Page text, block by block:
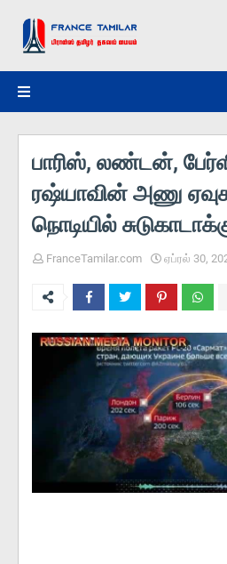
பாரிஸ், லண்டன்,
ரஷ்யாவின் அணு
நொடியில்
FranceTamilar.com ஏப்ரல் 30,